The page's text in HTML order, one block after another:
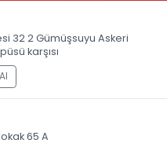
32 2 Gümüşsuyu Askeri
karşısı
65 A